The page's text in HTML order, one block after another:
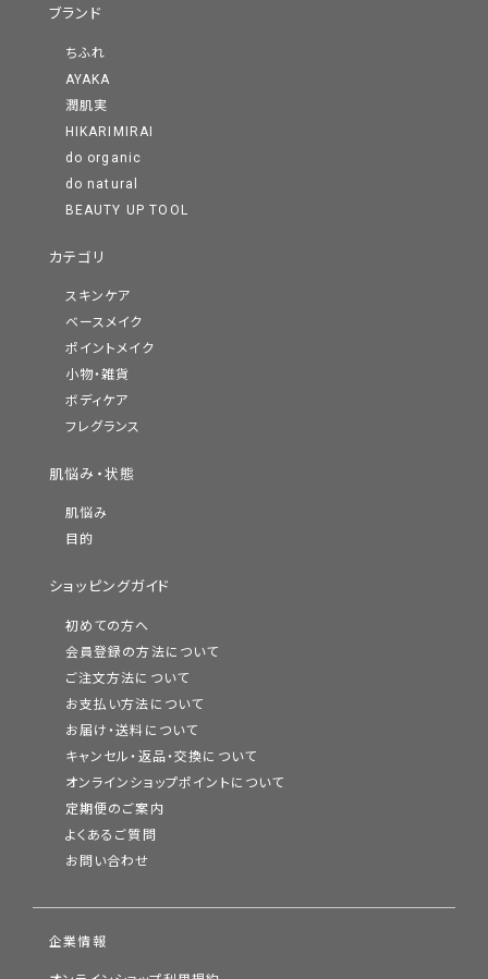
ブランド
ちふれ
AYAKA
潤肌実
HIKARIMIRAI
do organic
do natural
BEAUTY UP TOOL
カテゴリ
スキンケア
ベースメイク
ポイントメイク
小物・雑貨
ボディケア
フレグランス
肌悩み・状態
肌悩み
目的
ショッピングガイド
初めての方へ
会員登録の方法について
ご注文方法について
お支払い方法について
お届け・送料について
キャンセル・返品・交換について
オンラインショップポイントについて
定期便のご案内
よくあるご質問
お問い合わせ
企業情報